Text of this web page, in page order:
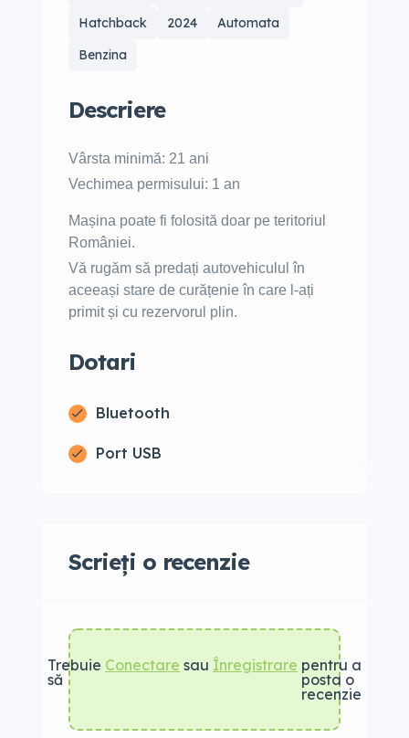
Hatchback
2024
Automata
Benzina
Descriere
Vârsta minimă: 21 ani
Vechimea permisului: 1 an
Mașina poate fi folosită doar pe teritoriul
României.
Vă rugăm să predați autovehiculul în
aceeași stare de curățenie în care l-ați
primit și cu rezervorul plin.
Dotari
Bluetooth
Port USB
Scrieți o recenzie
Trebuie
să
Conectare sau Înregistrare pentru a
posta o
recenzie